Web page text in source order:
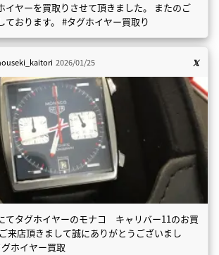
イヤーを買取りさせて頂きました。 またのご
ております。 #タグホイヤー買取り
2026/01/25
てタグホイヤーのモナコ キャリバー11のお買
来店頂きまして誠にありがとうございまし
ホイヤー買取